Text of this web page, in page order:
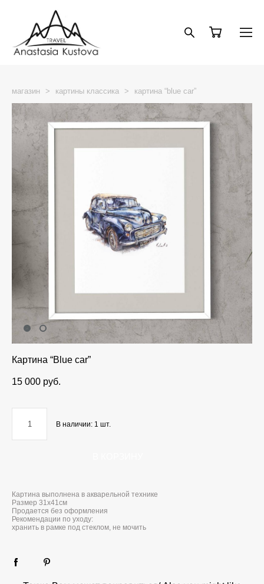
магазин > картины классика > картина “blue car”
Картина “Blue car”
15 000 pуб.
В наличии: 1 шт.
Картина выполнена в акварельной технике
Размер 31x41см
Продается без оформления
Рекомендации по уходу:
хранить в рамке под стеклом, не мочить